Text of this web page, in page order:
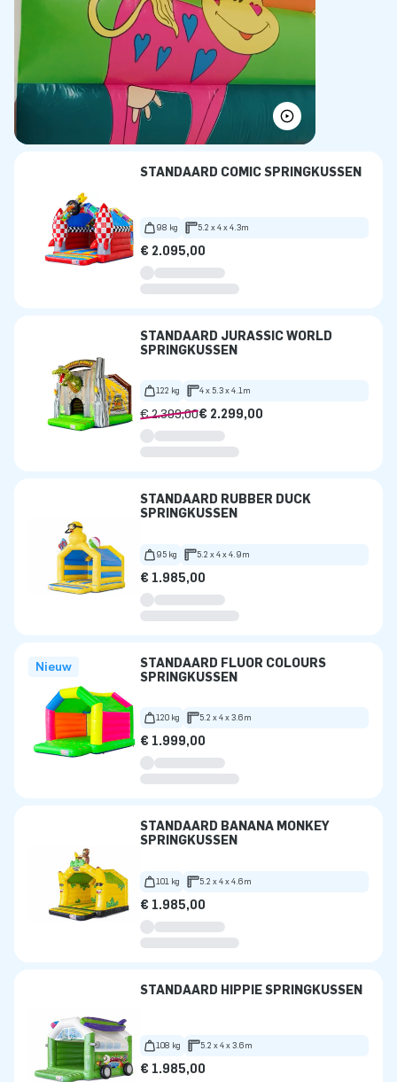
STANDAARD COMIC SPRINGKUSSEN
98 kg 5.2 x 4 x 4.3m
€ 2.095,00
STANDAARD JURASSIC WORLD
SPRINGKUSSEN
122 kg 4 x 5.3 x 4.1m
€ 2.399,00€ 2.299,00
STANDAARD RUBBER DUCK
SPRINGKUSSEN
95 kg 5.2 x 4 x 4.9m
€ 1.985,00
Nieuw
STANDAARD FLUOR COLOURS
SPRINGKUSSEN
120 kg 5.2 x 4 x 3.6m
€ 1.999,00
STANDAARD BANANA MONKEY
SPRINGKUSSEN
101 kg 5.2 x 4 x 4.6m
€ 1.985,00
STANDAARD HIPPIE SPRINGKUSSEN
108 kg 5.2 x 4 x 3.6m
€ 1.985,00